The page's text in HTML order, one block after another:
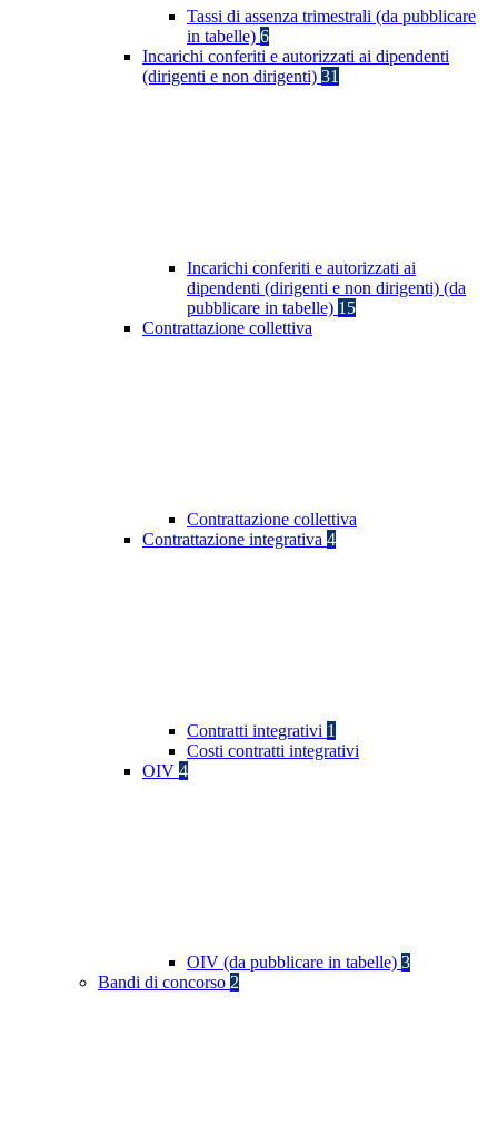
Tassi di assenza trimestrali (da pubblicare
in tabelle) 6
Incarichi conferiti e autorizzati ai dipendenti
(dirigenti e non dirigenti) 31
Incarichi conferiti e autorizzati ai
dipendenti (dirigenti e non dirigenti) (da
pubblicare in tabelle) 15
Contrattazione collettiva
Contrattazione collettiva
Contrattazione integrativa 4
Contratti integrativi 1
Costi contratti integrativi
OIV 4
OIV (da pubblicare in tabelle) 3
Bandi di concorso 2